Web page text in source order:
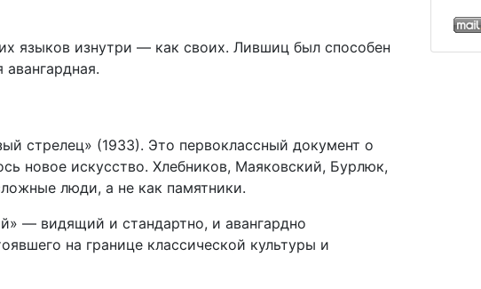
языков изнутри — как своих. Лившиц был способен
стрелец» (1933). Это первоклассный документ о
новое искусство. Хлебников, Маяковский, Бурлюк,
люди, а не как памятники.
— видящий и стандартно, и авангардно
на границе классической культуры и